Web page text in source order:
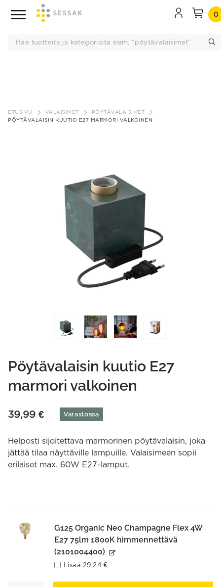
sisältöön
0
ETUSIVU VALAISIMET
PÖYTÄVALAISIMET
PÖYTÄVALAISIN KUUTIO E27 MARMORI VALKOINEN
Pöytävalaisin kuutio E27
marmori valkoinen
39,99 € Varastossa
Helposti sijoitettava marmorinen pöytävalaisin, joka
jättää tilaa näyttäville lampuille. Valaisimeen sopii
erilaiset max. 60W E27-lamput.
G125 Organic Neo Champagne Flex 4W
E27 75lm 1800K himmennettävä
(2101004400)
Lisää 29,24€